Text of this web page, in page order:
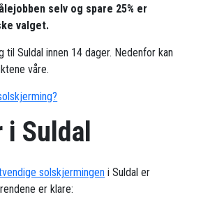
selv og spare 25% er
valget.
til Suldal innen 14 dager. Nedenfor kan
våre.
Suldal
solskjermingen i Suldal er
er klare: